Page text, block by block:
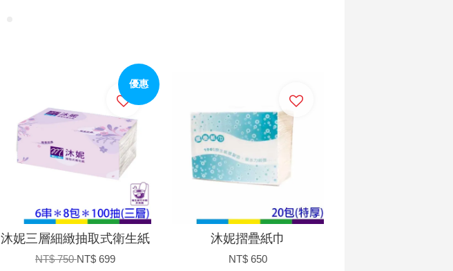
優惠
沐妮三層細緻抽取式衛生紙
NT$ 750NT$ 699
沐妮摺疊紙巾
NT$ 650